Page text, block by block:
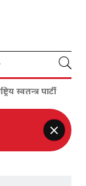
स्वतन्त्र पार्टी